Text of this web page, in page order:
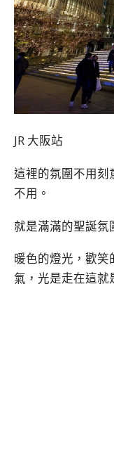
JR 大阪站
這裡的氛圍不用刻
不用。
就是滿滿的聖誕氛
暖色的燈光，歡
氣，光是走在這就